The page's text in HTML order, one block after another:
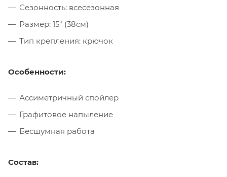
Сезонность: всесезонная
Размер: 15" (38см)
Тип крепления: крючок
Особенности:
Ассиметричный спойлер
Графитовое напыление
Бесшумная работа
Состав: